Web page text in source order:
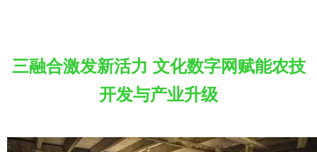
三融合激发新活力 文化数字网赋能农技
开发与产业升级